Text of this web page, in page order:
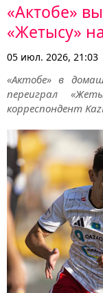
«Актобе»
«Жетысу»
05 июл. 2026, 21:03
«Актобе» в
переиграл
корреспондент